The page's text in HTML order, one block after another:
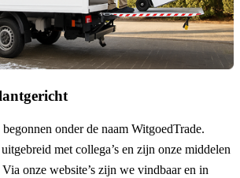
onder de naam WitgoedTrade.
met collega’s en zijn onze middelen
onze website’s zijn we vindbaar en in